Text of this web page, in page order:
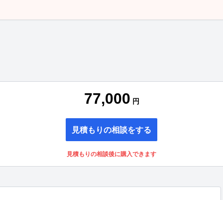
77,000 円
見積もりの相談をする
見積もりの相談後に購入できます